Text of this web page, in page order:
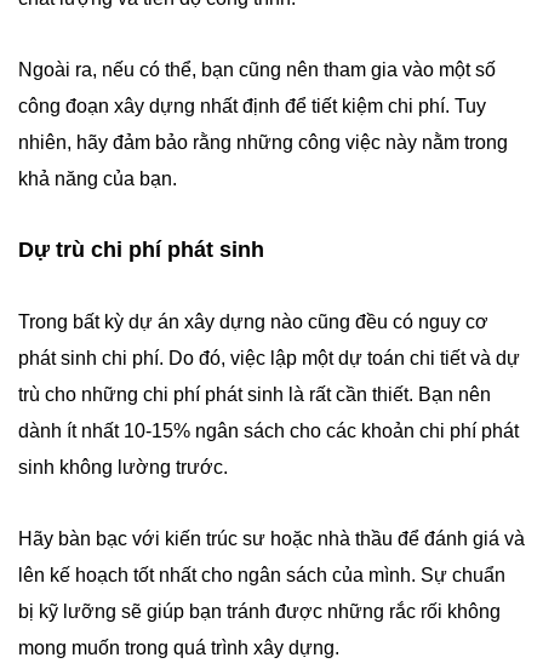
Ngoài ra, nếu có thể, bạn cũng nên tham gia vào một số
công đoạn xây dựng nhất định để tiết kiệm chi phí. Tuy
nhiên, hãy đảm bảo rằng những công việc này nằm trong
khả năng của bạn.
Dự trù chi phí phát sinh
Trong bất kỳ dự án xây dựng nào cũng đều có nguy cơ
phát sinh chi phí. Do đó, việc lập một dự toán chi tiết và dự
trù cho những chi phí phát sinh là rất cần thiết. Bạn nên
dành ít nhất 10-15% ngân sách cho các khoản chi phí phát
sinh không lường trước.
Hãy bàn bạc với kiến trúc sư hoặc nhà thầu để đánh giá và
lên kế hoạch tốt nhất cho ngân sách của mình. Sự chuẩn
bị kỹ lưỡng sẽ giúp bạn tránh được những rắc rối không
mong muốn trong quá trình xây dựng.